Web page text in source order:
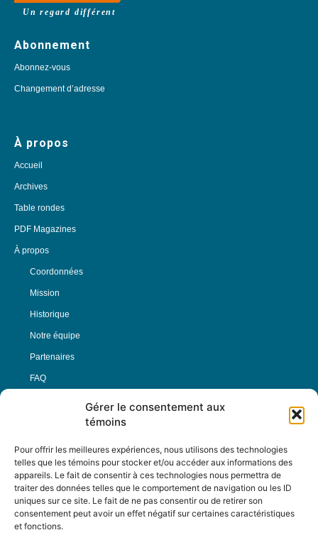
Gérer le consentement aux
témoins
Pour offrir les meilleures expériences, nous utilisons des technologies
telles que les témoins pour stocker et/ou accéder aux informations des
appareils. Le fait de consentir à ces technologies nous permettra de
traiter des données telles que le comportement de navigation ou les ID
uniques sur ce site. Le fait de ne pas consentir ou de retirer son
consentement peut avoir un effet négatif sur certaines caractéristiques
et fonctions.
Un regard différent
Abonnement
Abonnez-vous
Changement d’adresse
À propos
Accueil
Archives
Table rondes
PDF Magazines
À propos
Coordonnées
Mission
Historique
Notre équipe
Partenaires
FAQ
Nous Suivre